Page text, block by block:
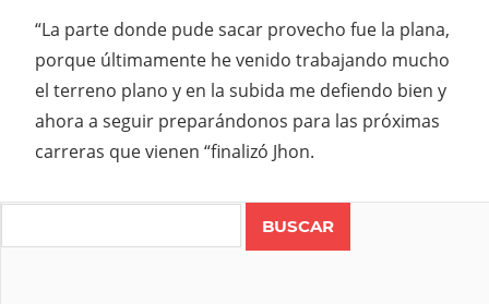
“La parte donde pude sacar provecho fue la plana,
porque últimamente he venido trabajando mucho
el terreno plano y en la subida me defiendo bien y
ahora a seguir preparándonos para las próximas
carreras que vienen “finalizó Jhon.